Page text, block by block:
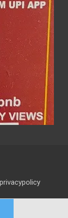
privacypolicy